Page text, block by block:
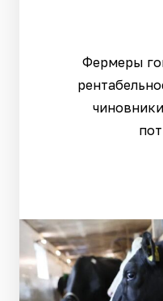
Фермеры